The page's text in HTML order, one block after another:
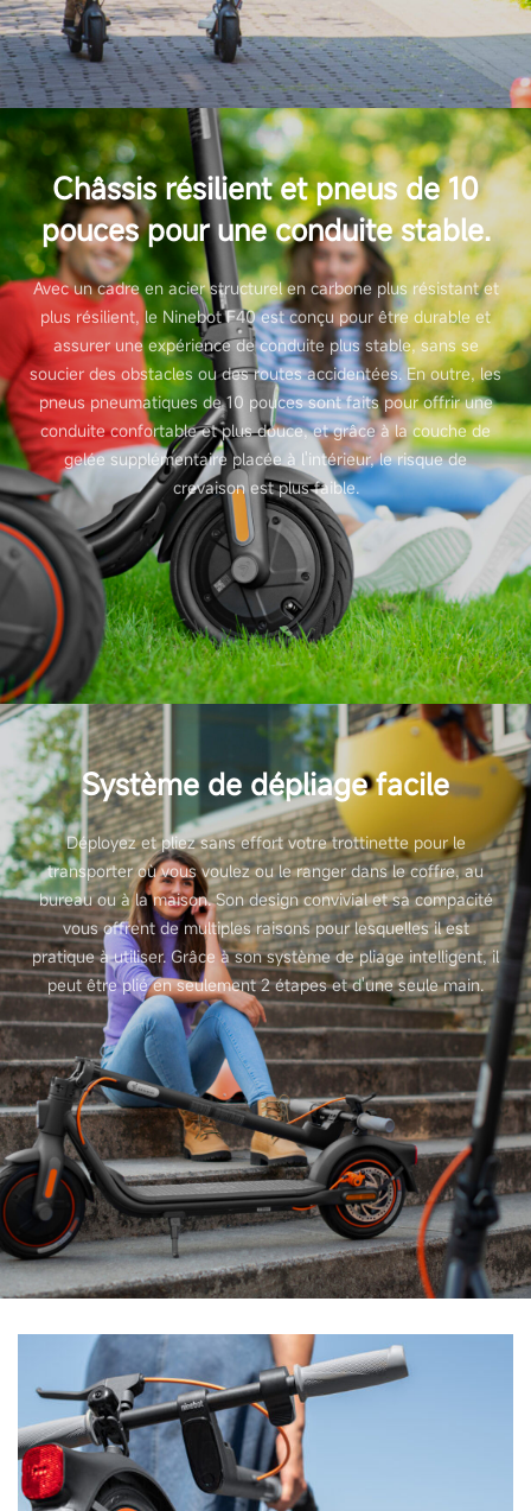
Châssis résilient et pneus de 10
pouces pour une conduite stable.
Avec un cadre en acier structurel en carbone plus résistant et
plus résilient, le Ninebot F40 est conçu pour être durable et
assurer une expérience de conduite plus stable, sans se
soucier des obstacles ou des routes accidentées. En outre, les
pneus pneumatiques de 10 pouces sont faits pour offrir une
conduite confortable et plus douce, et grâce à la couche de
gelée supplémentaire placée à l'intérieur, le risque de
crevaison est plus faible.
Système de dépliage facile
Déployez et pliez sans effort votre trottinette pour le
transporter où vous voulez ou le ranger dans le coffre, au
bureau ou à la maison. Son design convivial et sa compacité
vous offrent de multiples raisons pour lesquelles il est
pratique à utiliser. Grâce à son système de pliage intelligent, il
peut être plié en seulement 2 étapes et d'une seule main.